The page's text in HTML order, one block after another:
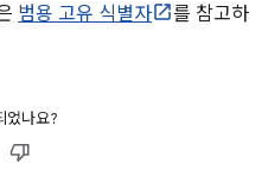
범용 고유 식별자
를 참고하
었나요?